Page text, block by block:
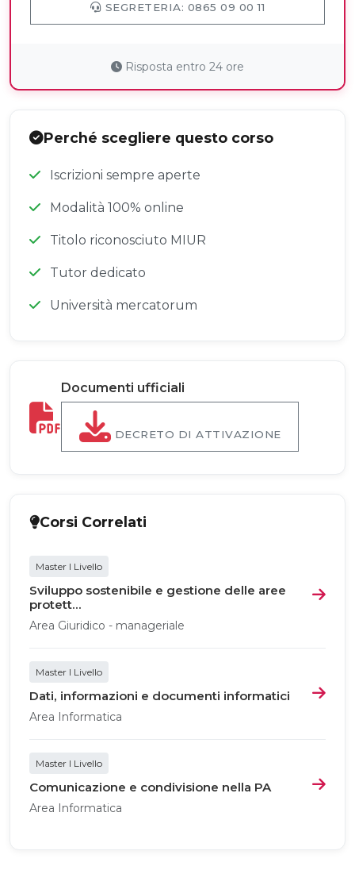
SEGRETERIA: 0865 09 00 11
Risposta entro 24 ore
Perché scegliere questo corso
Iscrizioni sempre aperte
Modalità 100% online
Titolo riconosciuto MIUR
Tutor dedicato
Università mercatorum
Documenti ufficiali
DECRETO DI ATTIVAZIONE
Corsi Correlati
Master I Livello
Sviluppo sostenibile e gestione delle aree
protett...
Area Giuridico - manageriale
Master I Livello
Dati, informazioni e documenti informatici
Area Informatica
Master I Livello
Comunicazione e condivisione nella PA
Area Informatica